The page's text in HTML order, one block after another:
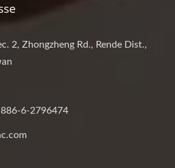
2, Zhongzheng Rd., Rende Dist.,
6-2796474